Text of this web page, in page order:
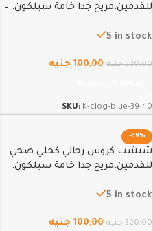
للقدمين،مريح جدا خامة سيلكون. –
5 in stock
320,00 جنيه 100,00 جنيه
SKU: K-clog-blue-39-40
-69%
شبشب كروس رجالي كحلي صحي
للقدمين،مريح جدا خامة سيلكون. –
5 in stock
320,00 جنيه 100,00 جنيه